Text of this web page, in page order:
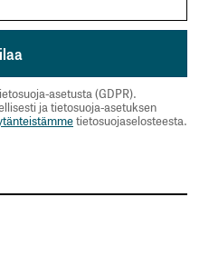
asetusta (GDPR).
ja tietosuoja-asetuksen
tietosuojaselosteesta.